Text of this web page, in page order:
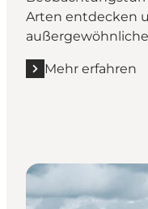
Arten entdecken
Mehr erfahren
Mehr erfahren